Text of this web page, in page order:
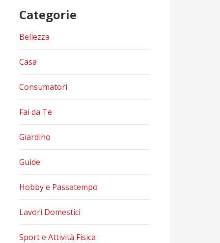
Categorie
Bellezza
Casa
Consumatori
Fai da Te
Giardino
Guide
Hobby e Passatempo
Lavori Domestici
Sport e Attività Fisica